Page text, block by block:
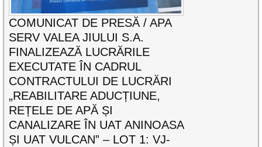
COMUNICAT DE PRESĂ / APA
SERV VALEA JIULUI S.A.
FINALIZEAZĂ LUCRĂRILE
EXECUTATE ÎN CADRUL
CONTRACTULUI DE LUCRĂRI
„REABILITARE ADUCȚIUNE,
REȚELE DE APĂ ȘI
CANALIZARE ÎN UAT ANINOASA
ȘI UAT VULCAN” – LOT 1: VJ-